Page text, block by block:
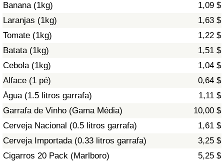
Banana (1kg)
1,09 $
Laranjas (1kg)
1,63 $
Tomate (1kg)
1,22 $
Batata (1kg)
1,51 $
Cebola (1kg)
1,04 $
Alface (1 pé)
0,64 $
Água (1.5 litros garrafa)
1,11 $
Garrafa de Vinho (Gama Média)
10,00 $
Cerveja Nacional (0.5 litros garrafa)
1,61 $
Cerveja Importada (0.33 litros garrafa)
3,25 $
Cigarros 20 Pack (Marlboro)
5,25 $
Índice de poluição
Indicador de Poluição por País
Trânsito
Indicador de Trânsito
Indicador de Trânsito (Atual)
Indicador de Trânsito por País